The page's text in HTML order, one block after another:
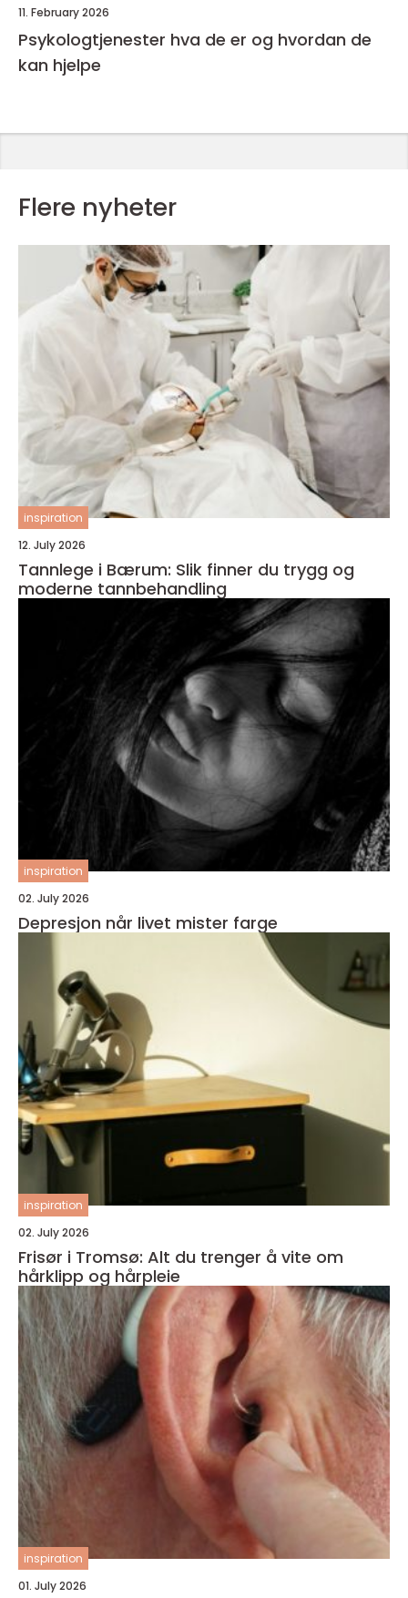
11. February 2026
Psykologtjenester hva de er og hvordan de
kan hjelpe
Flere nyheter
inspiration
12. July 2026
Tannlege i Bærum: Slik finner du trygg og
moderne tannbehandling
inspiration
02. July 2026
Depresjon når livet mister farge
inspiration
02. July 2026
Frisør i Tromsø: Alt du trenger å vite om
hårklipp og hårpleie
inspiration
01. July 2026